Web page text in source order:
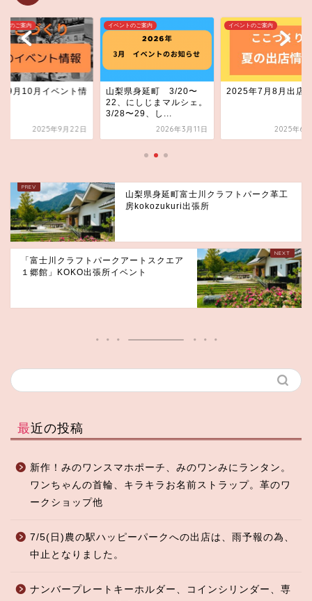
トのご案内
月10月イベント情
2025年9月22日
イベントのご案内
山梨県身延町 3/20〜
22、にしじまマルシェ。
3/28〜29、し...
2026年3月11日
イベントのご案内
2025年7月8月出店
2025年6
山梨県身延町富士川クラフトパーク革工
房kokozukuri出張所
「富士川クラフトパークアートスクエア
１郷館」KOKO出張所イベント
最近の投稿
新作！みのワンスマホポーチ、みのワンみにランタン。
ワンちゃんの首輪、キラキラお名前ストラップ。革のワ
ークショップ他
7/5(日)農の駅ハッピーパークへの出店は、雨予報の為、
中止となりました。
ナンバープレートキーホルダー、コインシリンダー、専